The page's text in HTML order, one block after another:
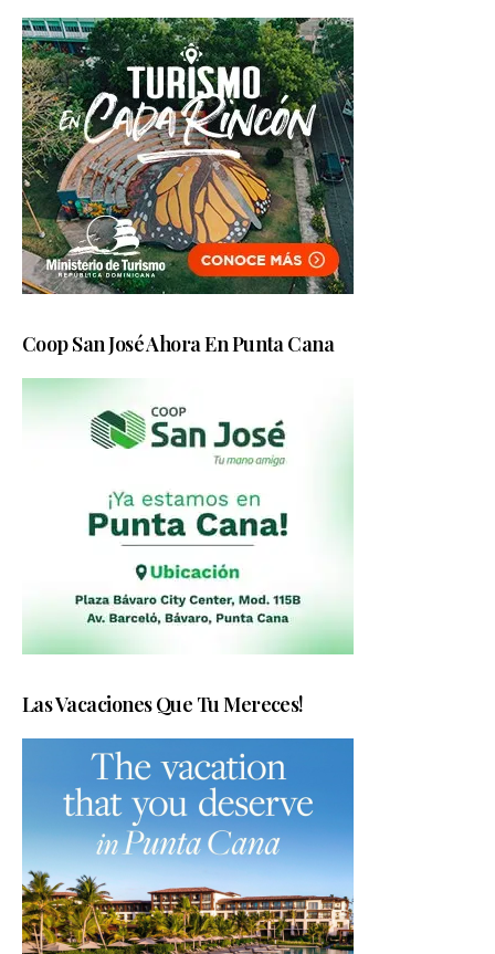
Coop San José Ahora En Punta Cana
Las Vacaciones Que Tu Mereces!